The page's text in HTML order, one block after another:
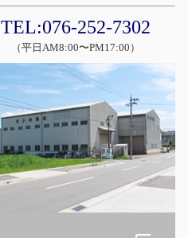
TEL:076-252-7302
（平日AM8:00〜PM17:00）